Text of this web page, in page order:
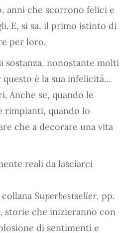
anni che scorrono felici e
E, si sa, il primo istinto di
per loro.
sostanza, nonostante molti
è la sua infelicità…
Anche se, quando le
rimpianti, quando lo
che a decorare una vita
reali da lasciarci
Superbestseller, pp.
storie che inizieranno con
di sentimenti e